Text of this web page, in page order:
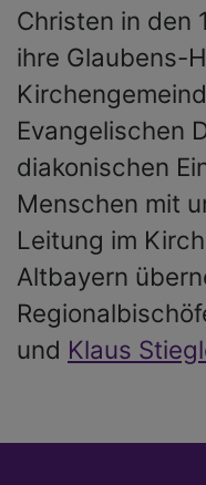
Christen in den
ihre Glaubens-
Evangelischen
diakonischen
Menschen mit
Leitung im
Altbayern
und Klaus